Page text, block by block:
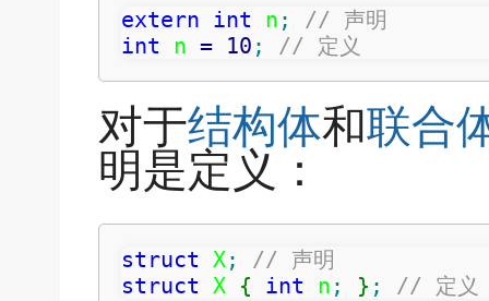
extern int n ;
// 声明
int n = 10 ; // 定义
对于结构体和联合
明是定义：
struct X;
// 声明
struct X { int n ; } ; // 定义